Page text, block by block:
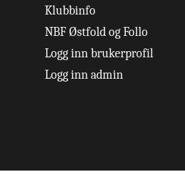
Klubbinfo
NBF Østfold og Follo
Logg inn brukerprofil
Logg inn admin